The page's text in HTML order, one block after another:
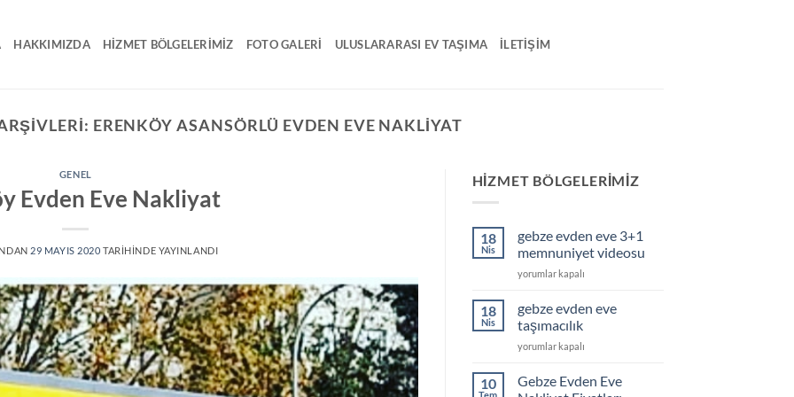
HAKKIMIZDA HIZMET BÖLGELERIMIZ FOTO GALERI ULUSLARARASI EV TAŞIMA İLETIŞIM
ERENKÖY ASANSÖRLÜ EVDEN EVE NAKLIYAT
GENEL
Evden Eve Nakliyat
29 MAYIS 2020 TARIHINDE YAYINLANDI
HIZMET BÖLGELERIMIZ
18
Nis
gebze evden eve 3+1
memnuniyet videosu
gebze
3+1
memnuniyet
videosu
yorumlar kapalı
18
Nis
gebze evden eve
taşımacılık
gebze
eve
taşımacılık
yorumlar kapalı
10
Tem
Gebze Evden Eve